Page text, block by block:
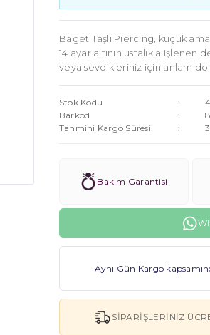
Baget Taşlı Piercing, küçük
14 ayar altının ustalıkla işlenen
veya sevdikleriniz için anlam
Stok Kodu
Barkod
Tahmini Kargo Süresi
Bakım Garantisi
Aynı Gün Kargo
SIPARIŞLERINIZ